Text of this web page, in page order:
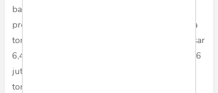
bahwa hingga semester I 2025, realisasi
produksi Pupuk Kaltim telah mencapai 3,5 juta
ton atau 54,5 persen dari target tahunan sebesar
6,43 juta ton. Produksi tersebut terdiri atas 1,86
juta ton urea, 149 ribu ton NPK, dan 1,49 juta
ton amonia. Kinerja ini dinilai positif karena